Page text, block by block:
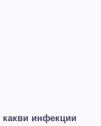
какви инфекции